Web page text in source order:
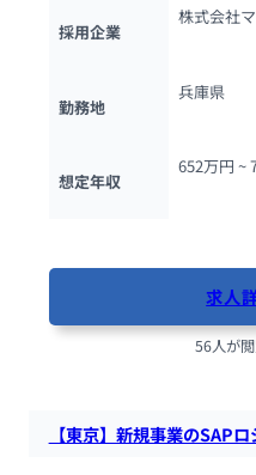
採用企業
株式会社
勤務地
兵庫県
想定年収
652万円 ~
求人
56人が
【東京】新規事業のSAP